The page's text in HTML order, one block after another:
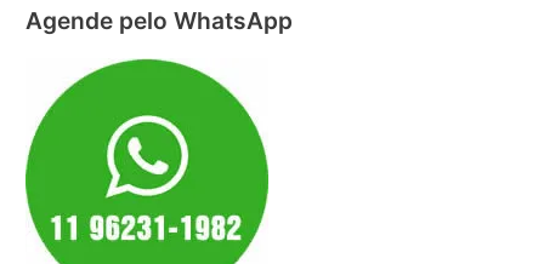
Agende pelo WhatsApp